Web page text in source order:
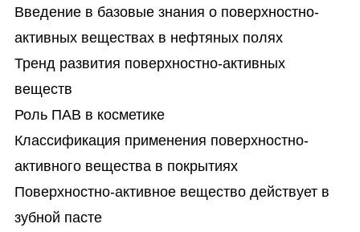
Введение в базовые знания о поверхностно-
активных веществах в нефтяных полях
Тренд развития поверхностно-активных
веществ
Роль ПАВ в косметике
Классификация применения поверхностно-
активного вещества в покрытиях
Поверхностно-активное вещество действует в
зубной пасте